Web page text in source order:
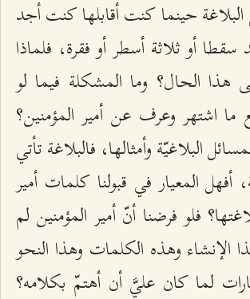
حينما كنت أقابلها كنت أجد
أو ثلاثة أسطر أو فقرة، فلماذا
هذا الحال؟ وما المشكلة فيما لو
اشتهر وعرف عن أمير المؤمنين؟
البلاغيّة وأمثالها، فالبلاغة تأتي
أفهل المعيار في قبولنا كلمات أمير
فلو فرضنا أنّ أمير المؤمنين لم
وهذه الكلمات وهذا النحو
لما كان عليَّ أن أهتمّ بكلامه؟